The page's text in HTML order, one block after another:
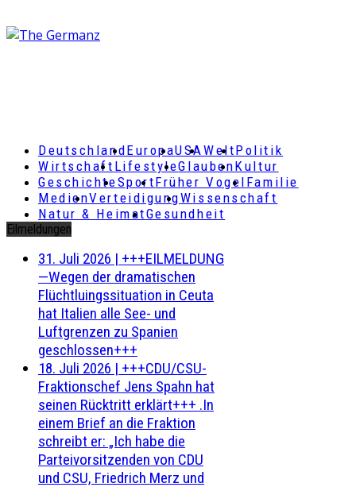
DeutschlandEuropaUSAWeltPolitik
Wirtschaft LifestyleGlaubenKultur
GeschichteSportFrüher Vogel Familie
MedienVerteidigungWissenschaft
Natur & HeimatGesundheit
Eilmeldungen
31. Juli 2026 | +++EILMELDUNG
—Wegen der dramatischen
Flüchtluingssituation in Ceuta
hat Italien alle See- und
Luftgrenzen zu Spanien
geschlossen+++
18. Juli 2026 | +++CDU/CSU-
Fraktionschef Jens Spahn hat
seinen Rücktritt erklärt+++ .In
einem Brief an die Fraktion
schreibt er: „Ich habe die
Parteivorsitzenden von CDU
und CSU, Friedrich Merz und